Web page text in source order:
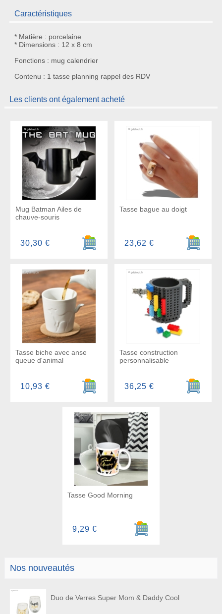
Nos nouveautés
Duo de Verres Super Mom & Daddy Cool
Caractéristiques
* Matière : porcelaine
* Dimensions : 12 x 8 cm
Fonctions : mug calendrier
Contenu : 1 tasse planning rappel des RDV
Les clients ont également acheté
Mug Batman Ailes de
chauve-souris
Ajouter au panier
30,30 €
Tasse bague au doigt
Ajouter
23,62 €
Tasse biche avec anse
queue d'animal
Ajouter au panier
10,93 €
Tasse construction
personnalisable
Ajouter
36,25 €
Tasse Good Morning
Ajouter au panier
9,29 €